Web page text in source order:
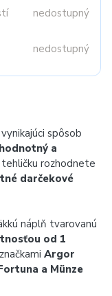
nedostupný
nedostupný
spôsob
hodnotný a
rozhodnete
darčekové
náplň tvarovanú
od 1
Argor
a Münze